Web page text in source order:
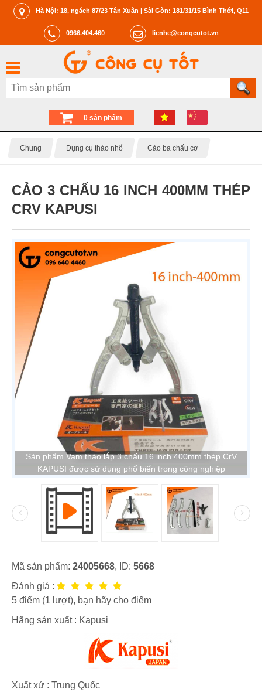
Hà Nội: 18, ngách 87/23 Tân Xuân | Sài Gòn: 181/31/15 Bình Thới, Q11
0966.404.460 lienhe@congcutot.vn
0 sản phẩm
Chung Dụng cụ tháo nhổ Cảo ba chấu cơ
CẢO 3 CHẤU 16 INCH 400MM THÉP
CRV KAPUSI
Sản phẩm Vam tháo lắp 3 chấu 16 inch 400mm thép CrV
KAPUSI được sử dụng phổ biến trong công nghiệp
Mã sản phẩm: 24005668, ID: 5668
Đánh giá :
5 điểm (1 lượt), bạn hãy cho điểm
Hãng sản xuất : Kapusi
Xuất xứ : Trung Quốc